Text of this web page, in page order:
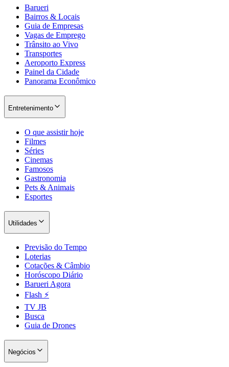
Barueri
Bairros & Locais
Guia de Empresas
Vagas de Emprego
Trânsito ao Vivo
Transportes
Aeroporto Express
Painel da Cidade
Panorama Econômico
Entretenimento
O que assistir hoje
Filmes
Séries
Cinemas
Famosos
Gastronomia
Pets & Animais
Esportes
Utilidades
Previsão do Tempo
Loterias
Cotações & Câmbio
Horóscopo Diário
Barueri Agora
Flash ⚡
TV JB
Busca
Guia de Drones
Negócios